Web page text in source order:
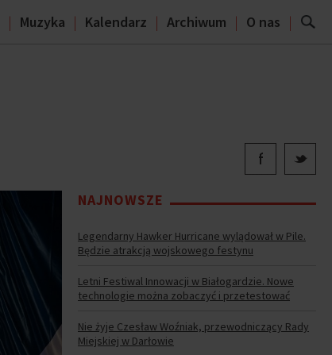
Muzyka Kalendarz Archiwum O nas
NAJNOWSZE
Legendarny Hawker Hurricane wylądował w Pile.
Będzie atrakcją wojskowego festynu
Letni Festiwal Innowacji w Białogardzie. Nowe
technologie można zobaczyć i przetestować
Nie żyje Czesław Woźniak, przewodniczący Rady
Miejskiej w Darłowie